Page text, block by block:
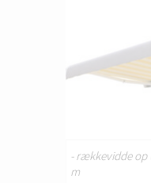
- rækkevidde op
m